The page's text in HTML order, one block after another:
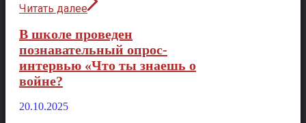
Читать далее
В школе проведен
познавательный опрос-
интервью «Что ты знаешь о
войне?
20.10.2025